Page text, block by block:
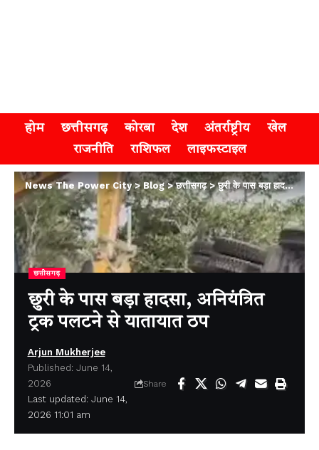
होम छत्तीसगढ़ कोरबा देश अंतर्राष्ट्रीय
खेल
राजनीति
राशिफल लाइफस्टाइल
News The Power City> Blog>छत्तीसगढ़>छुरी के पास बड़ा हादसा, अनियंत्रित ट्रक पलटने से यातायात ठप
छत्तीसगढ़
छुरी के पास बड़ा हादसा, अनियंत्रित
ट्रक पलटने से यातायात ठप
Last updated: June 14,
2026 11:01 am
Arjun Mukherjee
Published: June 14,
2026
Share